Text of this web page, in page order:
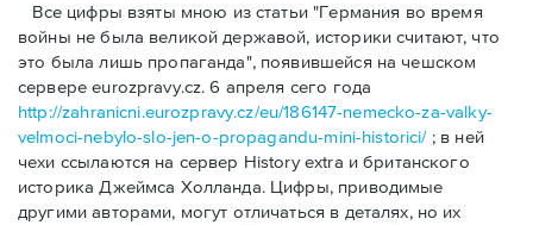
Bсе цифры взяты мною из статьи "Германия во время
войны не была великой державой, историки считают, что
это была лишь пропаганда", появившейся на чешском
сервере eurozpravy.cz. 6 апреля сего года
http://zahranicni.eurozpravy.cz/eu/186147-nemecko-za-valky-
velmoci-nebylo-slo-jen-o-propagandu-mini-historici/; в ней
чехи ссылаются на сервер History extra и британского
историка Джеймса Холланда. Цифры, привoдимые
другими авторами, могут отличаться в деталях, но их